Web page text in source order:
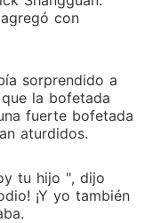
con
sorprendido a
la bofetada
fuerte bofetada
aturdidos.
tu hijo ", dijo
¡Y yo también